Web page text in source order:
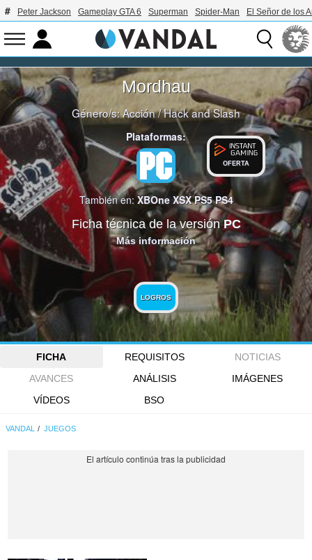
Peter Jackson Gameplay GTA 6 Superman Spider-Man El Señor de los
Mordhau
Género/s:Acción/Hack and Slash
Plataformas:
OFERTA
También en:XBOne XSX PS5 PS4
Ficha técnica de la versiónPC
Más información
LOGROS
FICHA REQUISITOS
NOTICIAS
AVANCES
ANÁLISIS
IMÁGENES
VÍDEOS
BSO
VANDAL JUEGOS